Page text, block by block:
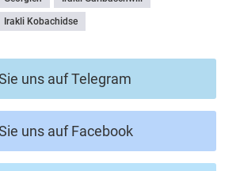
Irakli Kobachidse
uns auf Telegram
uns auf Facebook